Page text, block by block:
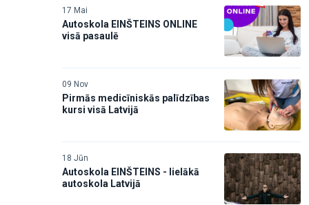
17 Mai
Autoskola EINŠTEINS ONLINE
visā pasaulē
09 Nov
Pirmās medicīniskās palīdzības
kursi visā Latvijā
18 Jūn
Autoskola EINŠTEINS - lielākā
autoskola Latvijā